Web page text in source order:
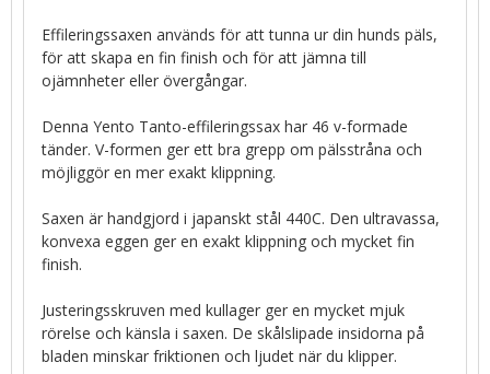
Effileringssaxen används för att tunna ur din hunds päls,
för att skapa en fin finish och för att jämna till
ojämnheter eller övergångar.
Denna Yento Tanto-effileringssax har 46 v-formade
tänder. V-formen ger ett bra grepp om pälsstråna och
möjliggör en mer exakt klippning.
Saxen är handgjord i japanskt stål 440C. Den ultravassa,
konvexa eggen ger en exakt klippning och mycket fin
finish.
Justeringsskruven med kullager ger en mycket mjuk
rörelse och känsla i saxen. De skålslipade insidorna på
bladen minskar friktionen och ljudet när du klipper.